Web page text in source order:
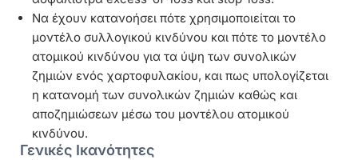
Να έχουν κατανοήσει πότε χρησιμοποιείται το
μοντέλο συλλογικού κινδύνου και πότε το μοντέλο
ατομικού κινδύνου για τα ύψη των συνολικών
ζημιών ενός χαρτοφυλακίου, και πως υπολογίζεται
η κατανομή των συνολικών ζημιών καθώς και
αποζημιώσεων μέσω του μοντέλου ατομικού
κινδύνου.
Γενικές Ικανότητες